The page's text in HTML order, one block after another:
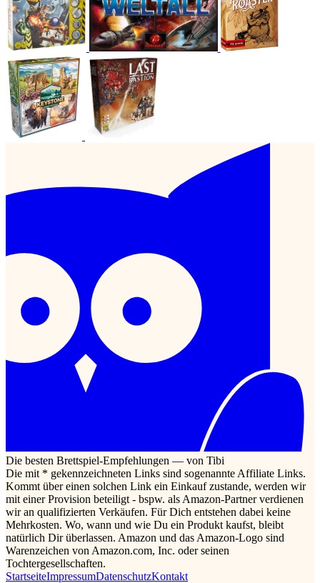
Die besten Brettspiel-Empfehlungen — von Tibi
Die mit * gekennzeichneten Links sind sogenannte Affiliate Links.
Kommt über einen solchen Link ein Einkauf zustande, werden wir
mit einer Provision beteiligt - bspw. als Amazon-Partner verdienen
wir an qualifizierten Verkäufen. Für Dich entstehen dabei keine
Mehrkosten. Wo, wann und wie Du ein Produkt kaufst, bleibt
natürlich Dir überlassen. Amazon und das Amazon-Logo sind
Warenzeichen von Amazon.com, Inc. oder seinen
Tochtergesellschaften.
StartseiteImpressumDatenschutzKontakt